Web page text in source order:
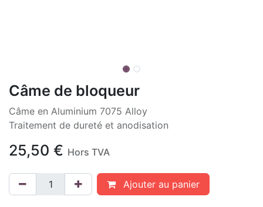
Câme de bloqueur
Câme en Aluminium 7075 Alloy
Traitement de dureté et anodisation
25,50 € Hors TVA
Ajouter au panier